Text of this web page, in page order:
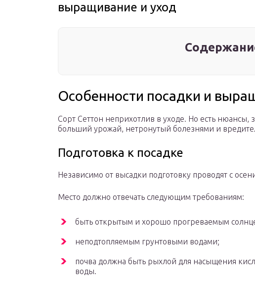
выращивание и уход
Особенности посадки и
Сорт Сеттон неприхотлив в уходе. Но есть нюансы,
больший урожай, нетронутый болезнями и
Подготовка к посадке
Независимо от высадки подготовку проводят с
Место должно отвечать следующим требованиям:
быть открытым и хорошо прогреваемым
неподтопляемым грунтовыми водами;
почва должна быть рыхлой для насыщения
воды.